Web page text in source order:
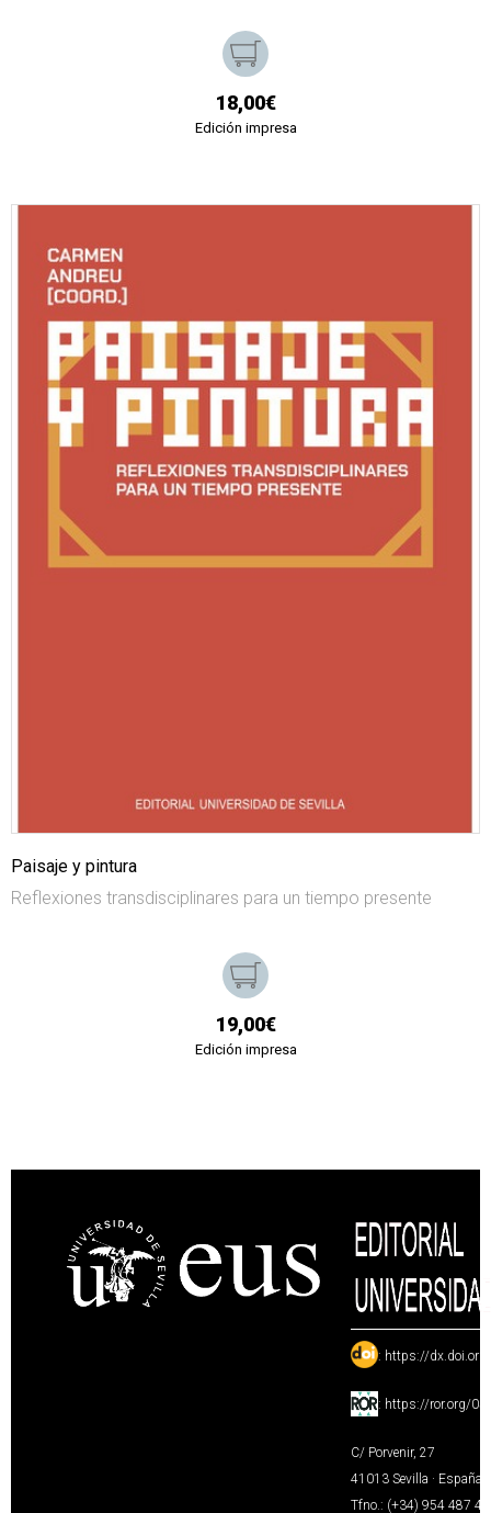
18,00€
Edición impresa
Paisaje y pintura
Reflexiones transdisciplinares para un tiempo presente
19,00€
Edición impresa
: https://
: https://ror.org/
C/ Porvenir, 27
41013 Sevilla · España
Tfno.: (+34) 954 487